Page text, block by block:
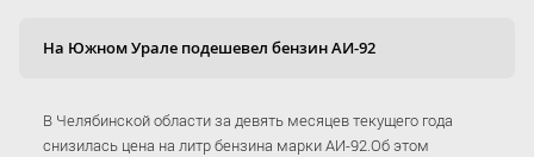
На Южном Урале подешевел бензин АИ-92
В Челябинской области за девять месяцев текущего года
снизилась цена на литр бензина марки АИ-92.Об этом